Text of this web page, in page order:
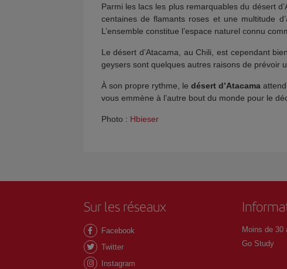
Parmi les lacs les plus remarquables du désert
centaines de flamants roses et une multitude
L’ensemble constitue l’espace naturel connu
Le désert d’Atacama, au Chili, est cependant
geysers sont quelques autres raisons de prévoir
À son propre rythme, le désert d’Atacama
vous emmène à l’autre bout du monde pour le
Photo : Hbieser
Sur les réseaux
Facebook
Twitter
Instagram
Moins de 30
Go Study